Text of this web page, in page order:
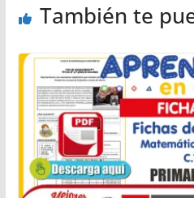
También te